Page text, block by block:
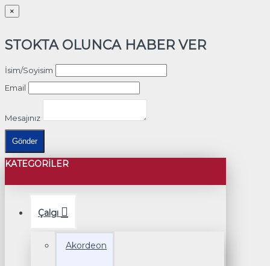
×
STOKTA OLUNCA HABER VER
İsim/Soyisim
Email
Mesajınız
Gönder
KATEGORILER
Çalgı
Akordeon